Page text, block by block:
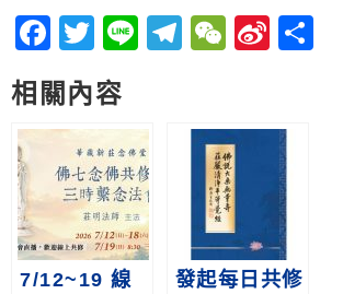
Facebook
Twitter
LineTelegram
WeChat
Sina
相關內容
7/12~19 線
發起每日共修